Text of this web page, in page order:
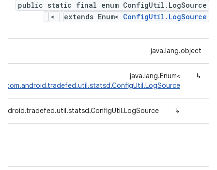
public static final enum ConfigUtil.LogSource
extends Enum< ConfigUtil.LogSource
>
java.lang.object
↳
java.lang.Enum<
com.android.tradefed.util.statsd.ConfigUtil.LogSource
↳